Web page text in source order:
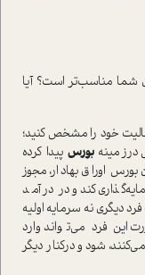
شما مناسب‌تر ا‌ست؟ آیا
خود را مشخص کنید؛
درزمینه‌ بورسپیدا کرده
اوراق بهادار، مجوز
کند و در در‌آمد
نه سرمایه اولیه
فرد می‌تواند وارد
شود و در‌کنار دیگر